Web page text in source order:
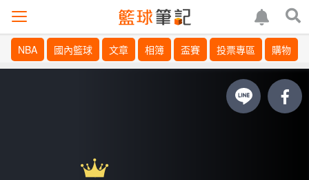
NBA 國內籃球 文章 相簿 盃賽 投票專區 購物